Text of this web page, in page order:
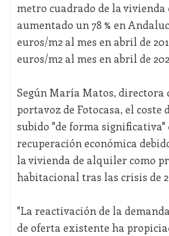
metro cuadrado de la
aumentado un 78 % en
euros/m2 al mes en abril de
euros/m2 al mes en abril de
Según María Matos, directora
portavoz de Fotocasa, el
subido "de forma significativa"
recuperación económica
la vivienda de alquiler como
habitacional tras las crisis de
"La reactivación de la
de oferta existente ha